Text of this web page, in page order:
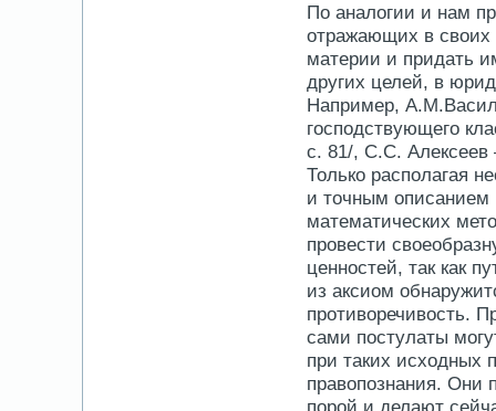
По аналогии и нам
отражающих в своих
материи и придать
других целей, в
Например,
господствующего
с. 81/, С.С. Алексеев
Только располагая
и точным описанием
математических
провести
ценностей, так как
из аксиом
противоречивость.
сами постулаты
при таких исходных
правопознания. Они